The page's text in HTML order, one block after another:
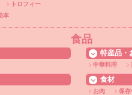
トロフィー
本
食品
特産品・
中華料理
食材
お肉 保存